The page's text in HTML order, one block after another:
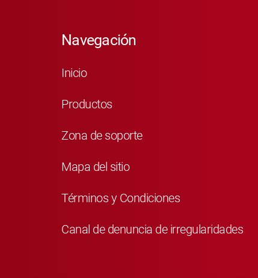
Navegación
Inicio
Productos
Zona de soporte
Mapa del sitio
Términos y Condiciones
Canal de denuncia de irregularidades